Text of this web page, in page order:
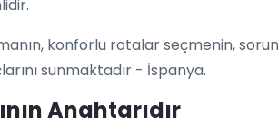
konforlu rotalar seçmenin,
sunmaktadır - İspanya.
Anahtarıdır